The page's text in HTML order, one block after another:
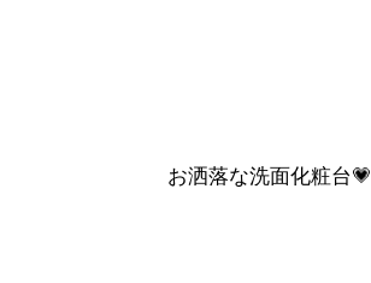
お洒落な洗面化粧台💗